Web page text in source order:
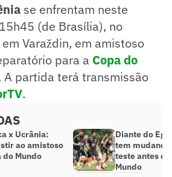
se enfrentam neste
(de Brasília), no
Varaždin, em amistoso
para a Copa do
A partida terá transmissão
.
x Ucrânia:
ao amistoso
do Mundo
Diante do
tem
teste antes
Mundo